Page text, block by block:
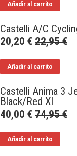
Añadir al carrito
Castelli A/C
20,20 € 22,95€
Añadir al carrito
Castelli Anima 3
Black/Red Xl
40,00 € 74,95€
Añadir al carrito